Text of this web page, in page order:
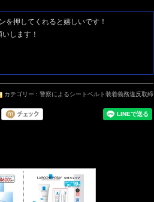
を押してくれると嬉しいです！
します！
カテゴリー : 警察によるシートベルト装着義務違反取締